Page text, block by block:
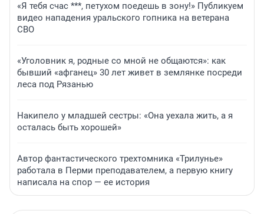
«Я тебя счас ***, петухом поедешь в зону!» Публикуем
видео нападения уральского гопника на ветерана
СВО
«Уголовник я, родные со мной не общаются»: как
бывший «афганец» 30 лет живет в землянке посреди
леса под Рязанью
Накипело у младшей сестры: «Она уехала жить, а я
осталась быть хорошей»
Автор фантастического трехтомника «Трилунье»
работала в Перми преподавателем, а первую книгу
написала на спор — ее история